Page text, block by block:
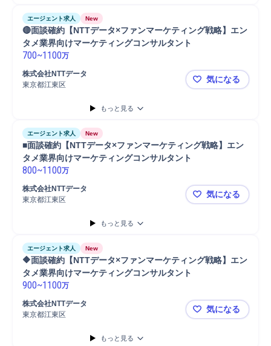
エージェント求人 New
🔴面談確約【NTTデータ×ファンマーケティング戦略】エン
タメ業界向けマーケティングコンサルタント
700~1100万
株式会社NTTデータ
東京都江東区
🔴面談確約
気になる
もっと見る
エージェント求人 New
■面談確約【NTTデータ×ファンマーケティング戦略】エン
タメ業界向けマーケティングコンサルタント
800~1100万
株式会社NTTデータ
東京都江東区
■面談確約
気になる
もっと見る
エージェント求人 New
🔶面談確約【NTTデータ×ファンマーケティング戦略】エン
タメ業界向けマーケティングコンサルタント
900~1100万
株式会社NTTデータ
東京都江東区
🔶面談確約
気になる
もっと見る